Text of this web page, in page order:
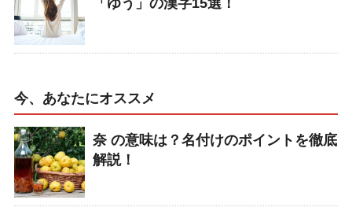
「ゆう」の漢字15選！
今、あなたにオススメ
奈 の意味は？名付けのポイントを徹底
解説！